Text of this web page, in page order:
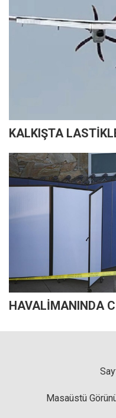
KALKIŞTA
HAVALİMANINDA
Masaüstü